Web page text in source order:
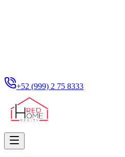
+52 (999) 2 75 8333